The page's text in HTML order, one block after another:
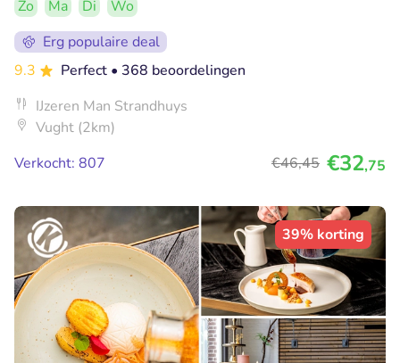
Zo Ma Di
Wo
Erg populaire deal
9.3
Perfect • 368 beoordelingen
IJzeren Man Strandhuys
Vught (2km)
Verkocht: 807
€46,45 €32,75
39% korting